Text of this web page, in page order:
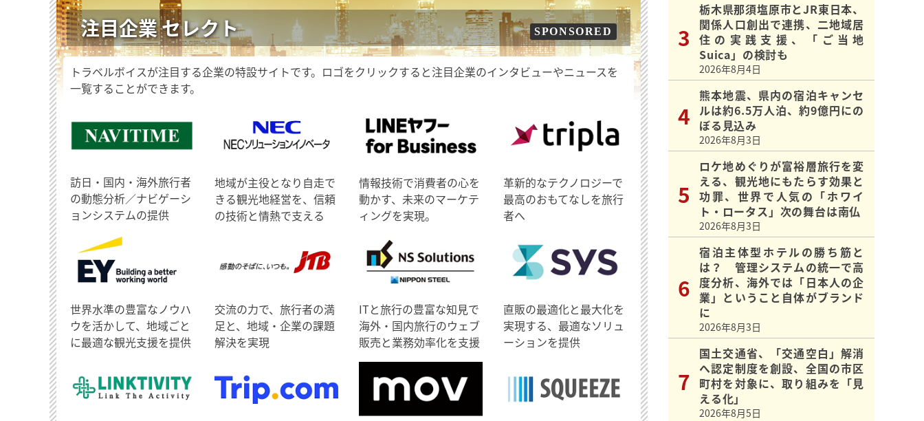
注目企業 セレクト SPONSORED
トラベルボイスが注目する企業の特設サイトです。ロゴをクリックすると注目企業のインタビューやニュースを
一覧することができます。
訪日・国内・海外旅行者
の動態分析／ナビゲーシ
ョンシステムの提供
地域が主役となり自走で
きる観光地経営を、信頼
の技術と情熱で支える
情報技術で消費者の心を
動かす、未来のマーケテ
ィングを実現。
革新的なテクノロジーで
最高のおもてなしを旅行
者へ
世界水準の豊富なノウハ
ウを活かして、地域ごと
に最適な観光支援を提供
交流の力で、旅行者の満
足と、地域・企業の課題
解決を実現
ITと旅行の豊富な知見で
海外・国内旅行のウェブ
販売と業務効率化を支援
直販の最適化と最大化を
実現する、最適なソリュ
ーションを提供
栃木県那須塩原市とJR東日本、
関係人口創出で連携、二地域居
住の実践支援、「ご当地
Suica」の検討も
2026年8月4日
熊本地震、県内の宿泊キャンセ
ルは約6.5万人泊、約9億円にの
ぼる見込み
2026年8月3日
ロケ地めぐりが富裕層旅行を変
える、観光地にもたらす効果と
功罪、世界で人気の「ホワイ
ト・ロータス」次の舞台は南仏
2026年8月3日
宿泊主体型ホテルの勝ち筋と
は？ 管理システムの統一で高
度分析、海外では「日本人の企
業」ということ自体がブランド
に
2026年8月3日
国土交通省、「交通空白」解消
へ認定制度を創設、全国の市区
町村を対象に、取り組みを「見
える化」
2026年8月5日